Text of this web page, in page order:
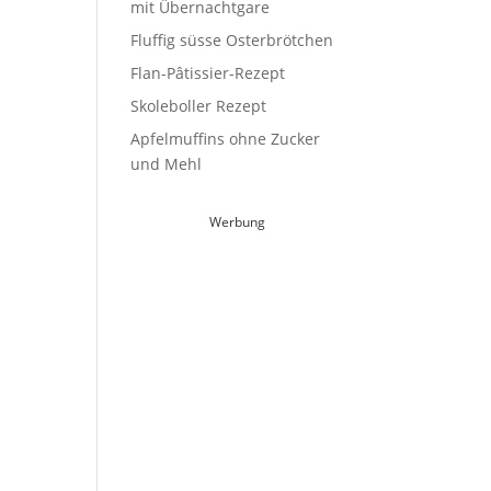
mit Übernachtgare
Fluffig süsse Osterbrötchen
Flan-Pâtissier-Rezept
Skoleboller Rezept
Apfelmuffins ohne Zucker
und Mehl
Werbung